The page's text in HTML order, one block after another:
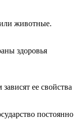
животные.
здоровья
ее свойства
постоянно